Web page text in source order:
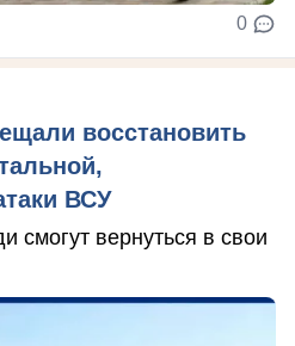
0
восстановить
ВСУ
вернуться в свои